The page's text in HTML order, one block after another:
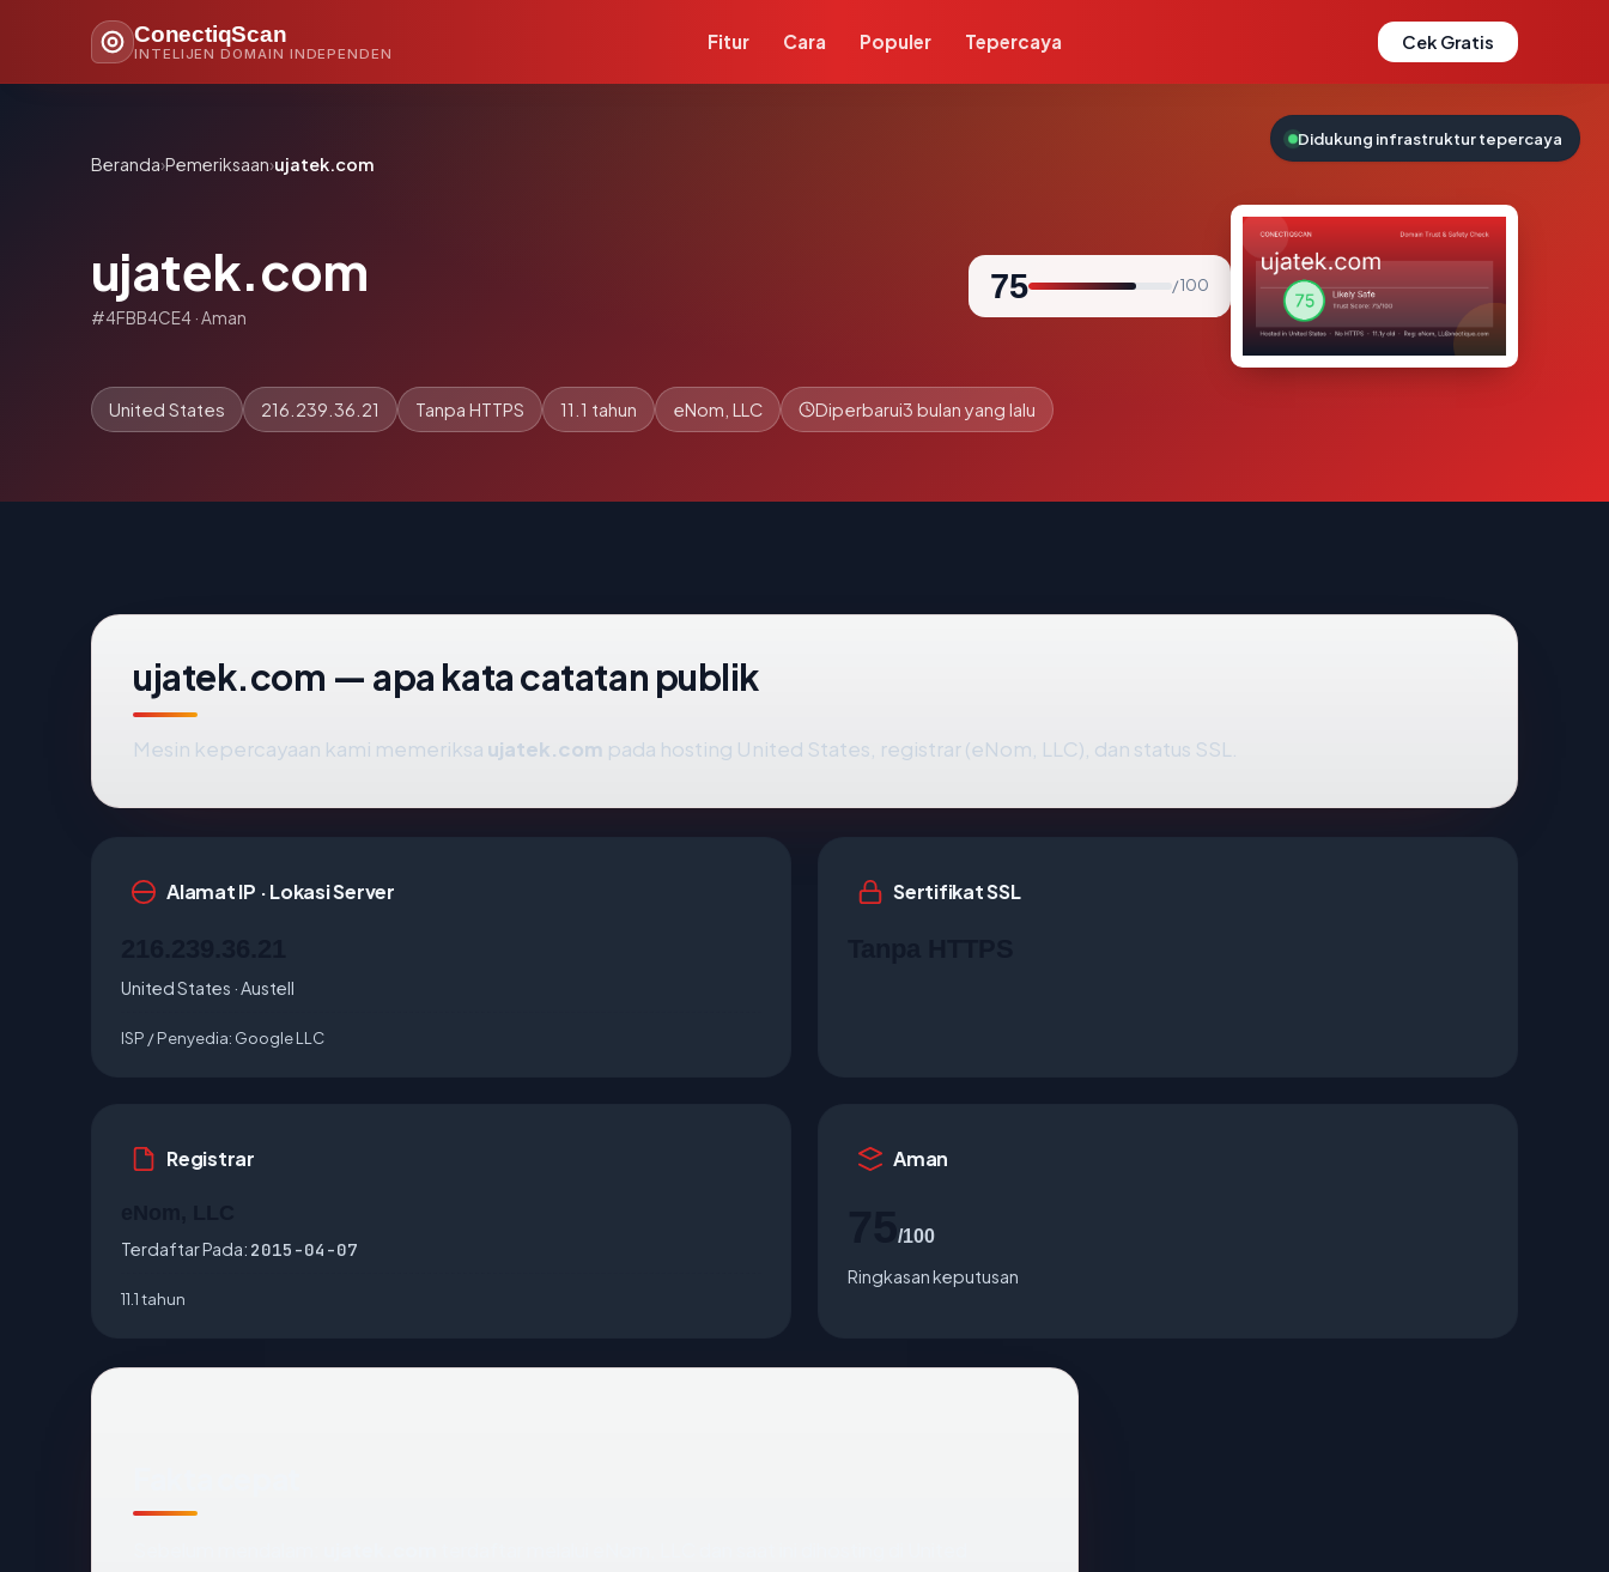
ConectiqScan
INTELIJEN DOMAIN INDEPENDEN
Fitur Cara Populer Tepercaya Cek Gratis
Beranda›Pemeriksaan›ujatek.com
ujatek.com
#4FBB4CE4 · Aman
75 / 100
United States 216.239.36.21 Tanpa HTTPS 11.1 tahun eNom, LLC Diperbarui3 bulan yang lalu
ujatek.com — apa kata catatan publik
Mesin kepercayaan kami memeriksa ujatek.com pada hosting United States, registrar (eNom, LLC), dan status SSL.
Alamat IP · Lokasi Server
United States · Austell
ISP / Penyedia: Google LLC
Sertifikat SSL
Registrar
Terdaftar Pada: 2015-04-07
11.1 tahun
Aman
/100
Ringkasan keputusan
Didukung infrastruktur tepercaya